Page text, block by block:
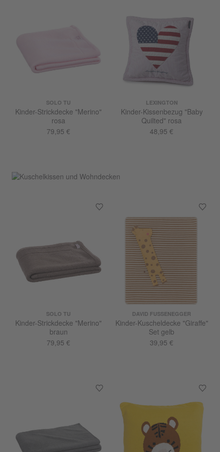
SOLO TU
Kinder-Strickdecke "Merino"
rosa
79,95 €
LEXINGTON
Kinder-Kissenbezug "Baby
Quilted" rosa
48,95 €
SOLO TU
Kinder-Strickdecke "Merino"
braun
79,95 €
DAVID FUSSENEGGER
Kinder-Kuscheldecke "Giraffe"
Set gelb
39,95 €